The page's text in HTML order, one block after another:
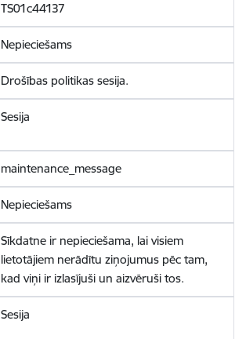
TS01c44137
Nepieciešams
Drošības politikas sesija.
Sesija
maintenance_message
Nepieciešams
Sīkdatne ir nepieciešama, lai visiem
lietotājiem nerādītu ziņojumus pēc tam,
kad viņi ir izlasījuši un aizvēruši tos.
Sesija